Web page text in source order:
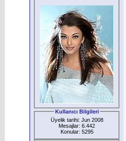
Kullanıcı Bilgileri
Üyelik tarihi: Jun 2008
Mesajlar: 6.442
Konular: 5295